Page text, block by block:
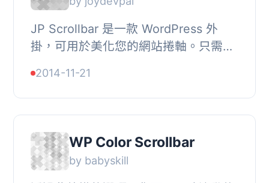
JP Scrollbar 是一款 WordPress 外
掛，可用於美化您的網站捲軸。只需安
軸。, 您可以更改捲軸主題、捲動速
度、自動隱藏模式...
2014-11-21
WP Color Scrollbar
by babyskill